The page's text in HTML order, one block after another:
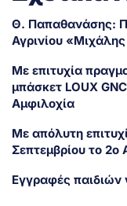
Θ. Παπαθανάσης:
Αγρινίου
Με επιτυχία
μπάσκετ LOUX
Αμφιλοχία
Με απόλυτη
Σεπτεμβρίου το 2ο
Εγγραφές παιδιών